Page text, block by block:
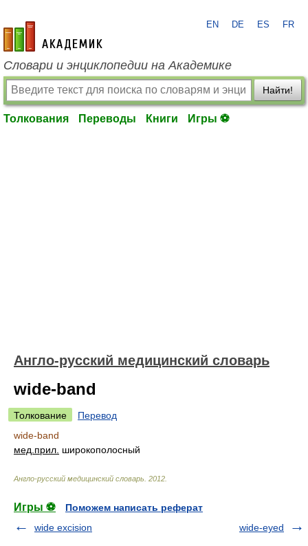
academic.ru
EN DE ES FR
Словари и энциклопедии на Академике
Найти!
Толкования Переводы Книги Игры ⚽
Англо-русский медицинский словарь
wide-band
Толкование
Перевод
wide-band
мед. прил. широкополосный
Англо-русский медицинский словарь 2012
Игры ⚽
Поможем написать реферат
wide excision
wide-eyed